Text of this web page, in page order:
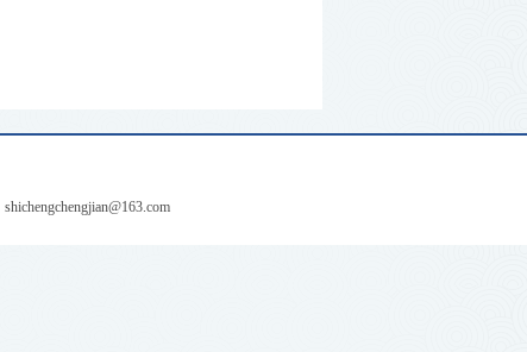
shichengchengjian@163.com